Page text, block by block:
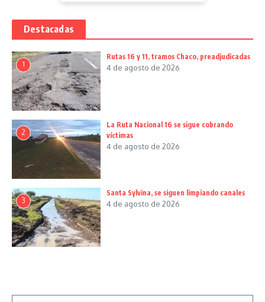
Destacadas
1
Rutas 16 y 11, tramos Chaco, preadjudicadas
4 de agosto de 2026
2
La Ruta Nacional 16 se sigue cobrando
víctimas
4 de agosto de 2026
3
Santa Sylvina, se siguen limpiando canales
4 de agosto de 2026